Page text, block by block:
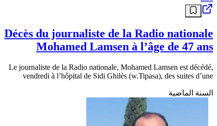
Décès du journaliste de la Radio nationale
Mohamed Lamsen à l’âge de 47 ans
Le journaliste de la Radio nationale, Mohamed Lamsen est décédé,
vendredi à l’hôpital de Sidi Ghilès (w.Tipasa), des suites d’une
السنة الماضية